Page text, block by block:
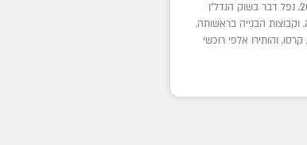
עו"ד גיא קלינבוים באוגוסט 2007, נפל דבר בשוק הנדל"ן
וקבוצות הבנייה בראשותה,
והותירו אלפי רוכשי